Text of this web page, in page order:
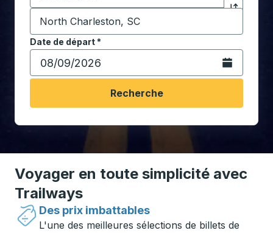
Cliquez
Commencez à saisir la ville de destination pour
Date de départ*
Tapez la date au format date Barre oblique du mois à
Ouvrez le
Recherche
Voyager en toute simplicité avec
Trailways
Des prix imbattables
L'une des meilleures sélections de billets de